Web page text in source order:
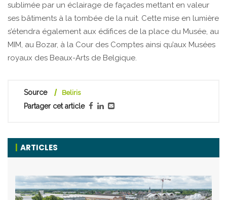
sublimée par un éclairage de façades mettant en valeur
ses bâtiments à la tombée de la nuit. Cette mise en lumière
s’étendra également aux édifices de la place du Musée, au
MIM, au Bozar, à la Cour des Comptes ainsi qu’aux Musées
royaux des Beaux-Arts de Belgique.
Source Beliris
Partager cet article
ARTICLES